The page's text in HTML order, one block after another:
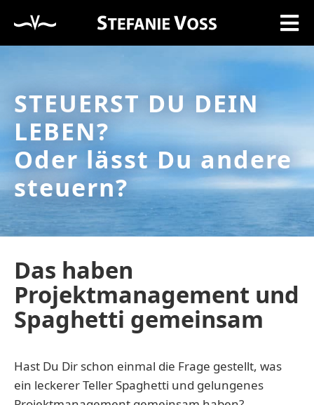
STEUERST DU DEIN
LEBEN?
Oder lässt Du andere
steuern?
Das haben
Projektmanagement und
Spaghetti gemeinsam
Hast Du Dir schon einmal die Frage gestellt, was
ein leckerer Teller Spaghetti und gelungenes